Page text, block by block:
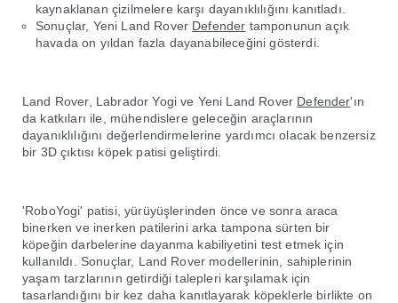
kaynaklanan çizilmelere karşı dayanıklılığını kanıtladı.
Sonuçlar, Yeni Land Rover Defender tamponunun açık
havada on yıldan fazla dayanabileceğini gösterdi.
Land Rover, Labrador Yogi ve Yeni Land Rover Defender'ın
da katkıları ile, mühendislere geleceğin araçlarının
dayanıklılığını değerlendirmelerine yardımcı olacak benzersiz
bir 3D çıktısı köpek patisi geliştirdi.
'RoboYogi' patisi, yürüyüşlerinden önce ve sonra araca
binerken ve inerken patilerini arka tampona sürten bir
köpeğin darbelerine dayanma kabiliyetini test etmek için
kullanıldı. Sonuçlar, Land Rover modellerinin, sahiplerinin
yaşam tarzlarının getirdiği talepleri karşılamak için
tasarlandığını bir kez daha kanıtlayarak köpeklerle birlikte on